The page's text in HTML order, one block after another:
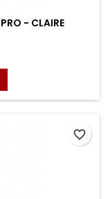
- CLAIRE
favorite_border